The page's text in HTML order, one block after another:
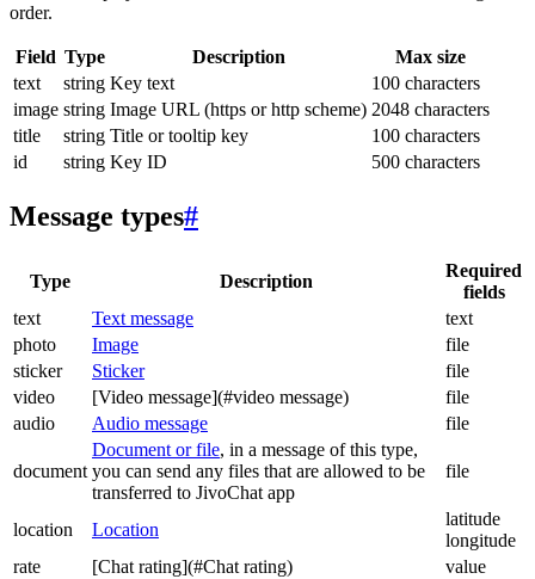
order.
Field Type Description
Max size
text
string Key text
100 characters
image string Image URL (https or http scheme) 2048 characters
title
string Title or tooltip key
100 characters
id
string Key ID 500 characters
Message types#
Type Description
Required
fields
text
Text message
text
photo
Image
file
sticker
Sticker
file
video
[Video message](#video message)
file
audio
Audio message file
document
Document or file, in a message of this type,
you can send any files that are allowed to be
transferred to JivoChat app
file
location Location
latitude
longitude
rate
[Chat rating](#Chat rating)
value